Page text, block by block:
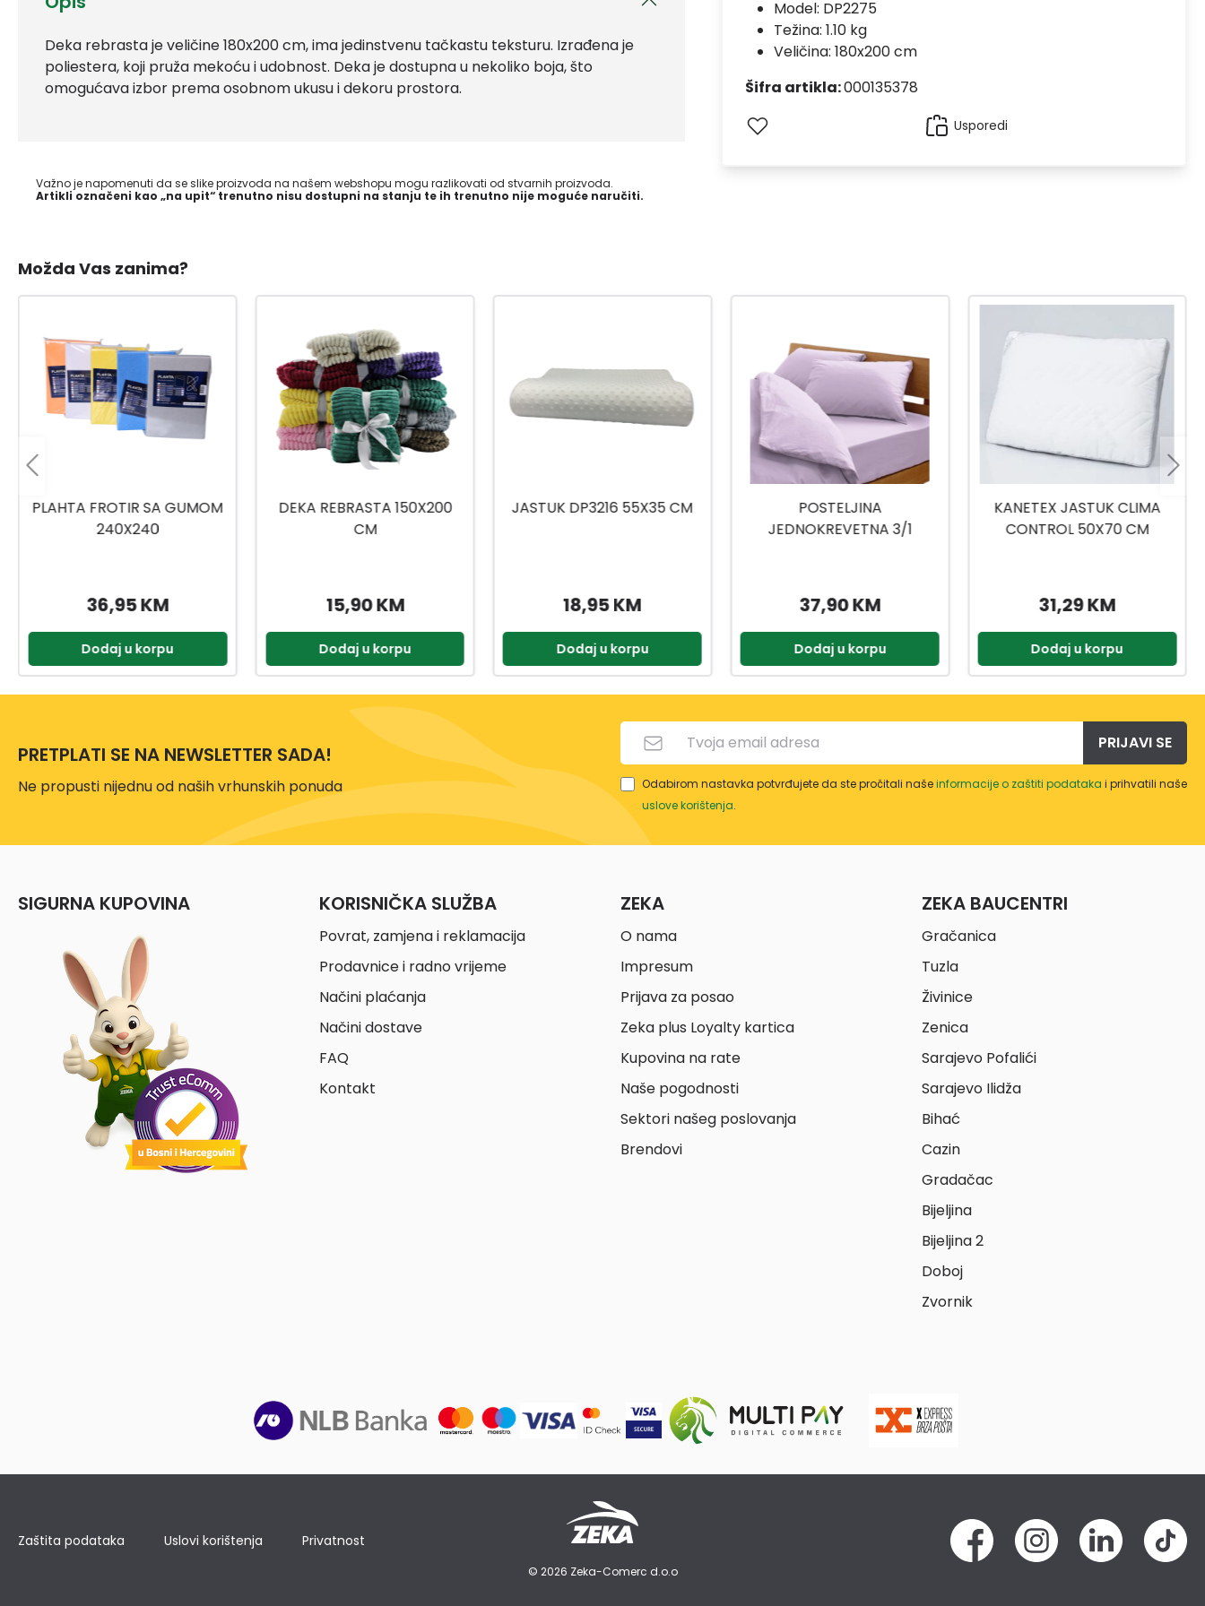
Deka rebrasta je veličine 180x200 cm, ima jedinstvenu tačkastu teksturu. Izrađena je
poliestera, koji pruža mekoću i udobnost. Deka je dostupna u nekoliko boja, što
omogućava izbor prema osobnom ukusu i dekoru prostora.
Važno je napomenuti da se slike proizvoda na našem webshopu mogu razlikovati od stvarnih proizvoda.
Artikli označeni kao „na upit“ trenutno nisu dostupni na stanju te ih trenutno nije moguće naručiti.
Model: DP2275
Težina: 1.10 kg
Veličina: 180x200 cm
Šifra artikla:000135378
Usporedi
Možda Vas zanima?
DEKA REBRASTA 150X200
CM
15,90 KM
Dodaj u korpu
JASTUK DP3216 55X35 CM
18,95 KM
Dodaj u korpu
POSTELJINA
37,90 KM
Dodaj u korpu
KANETEX JASTUK CLIMA
CONTROL 50X70 CM
31,29 KM
Dodaj u korpu
DEKORATIVNA JASTUČNICA
TAMNO SIVA 45X45 DP2415
9,95 KM
Dodaj u korpu
PRETPLATI SE NA NEWSLETTER SADA!
Ne propusti nijednu od naših vrhunskih ponuda
PRIJAVI SE
Odabirom nastavka potvrđujete da ste pročitali našeinformacije o zaštiti podataka i prihvatili naše
uslove korištenja.
SIGURNA KUPOVINA KORISNIČKA SLUŽBA
Povrat, zamjena i reklamacija
Prodavnice i radno vrijeme
Načini plaćanja
Načini dostave
FAQ
Kontakt
ZEKA
O nama
Impresum
Prijava za posao
Zeka plus Loyalty kartica
Kupovina na rate
Naše pogodnosti
Sektori našeg poslovanja
Brendovi
ZEKA BAUCENTRI
Gračanica
Tuzla
Živinice
Zenica
Sarajevo Pofalići
Sarajevo Ilidža
Bihać
Cazin
Gradačac
Bijeljina
Bijeljina 2
Doboj
Zvornik
Zaštita podataka Uslovi korištenja Privatnost
© 2026 Zeka-Comerc d.o.o